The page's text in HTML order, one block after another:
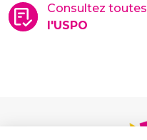
Consultez toutes
l'USPO